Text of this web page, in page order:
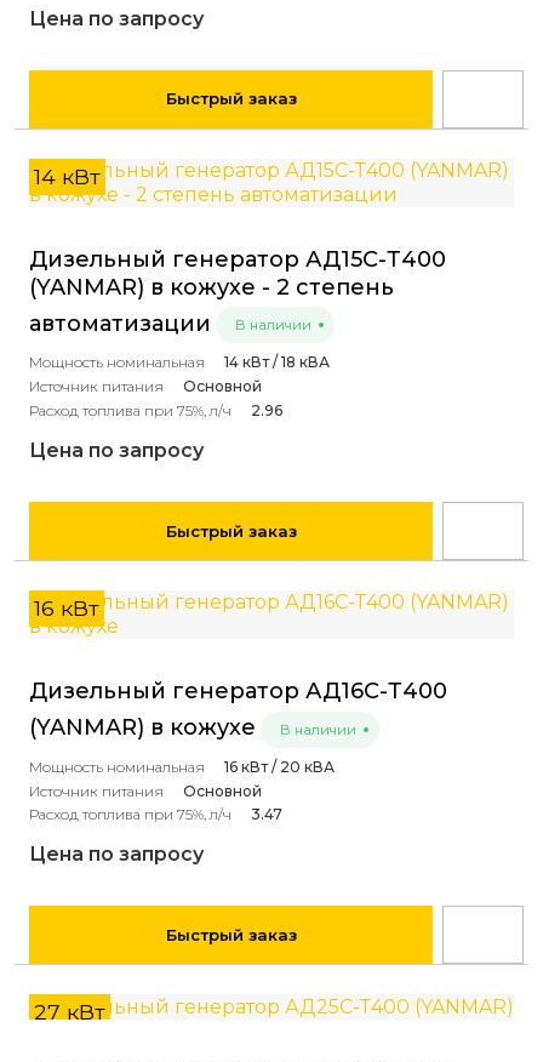
Цена по запросу
Быстрый заказ
14 кВт
Дизельный генератор АД15С-Т400
(YANMAR) в кожухе - 2 степень
автоматизации
В наличии
Мощность номинальная
14 кВт / 18 кВА
Источник питания
Основной
Расход топлива при 75%, л/ч
2.96
Цена по запросу
Быстрый заказ
16 кВт
Дизельный генератор АД16С-Т400
(YANMAR) в кожухе
В наличии
Мощность номинальная
16 кВт / 20 кВА
Источник питания
Основной
Расход топлива при 75%, л/ч
3.47
Цена по запросу
Быстрый заказ
27 кВт